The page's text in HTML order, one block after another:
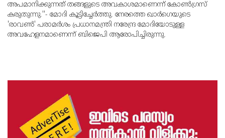
അപമാനിക്കുന്നത് തങ്ങളുടെ അവകാശമാണെന്ന് കോണ്‍ഗ്രസ്
കരുതുന്നു.''- മോദി കൂട്ടിച്ചേര്‍ത്തു. നേരത്തെ ഖാര്‍ഗെയുടെ
'രാവണ്‍' പരാമര്‍ശം പ്രധാനമന്ത്രി നരേന്ദ്ര മോദിയോടുള്ള
അവഹേളനമാണെന്ന് ബിജെപി ആരോപിച്ചിരുന്നു.